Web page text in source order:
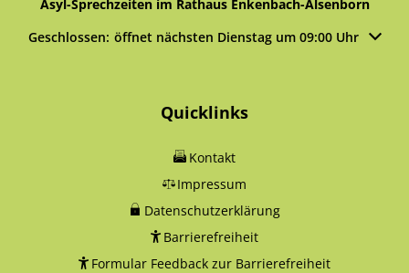
Asyl-Sprechzeiten im Rathaus Enkenbach-Alsenborn
Klicken, um weitere Öffnungs- oder Schließzeiten
Geschlossen: öffnet nächsten Dienstag um 09:00 Uhr
Quicklinks
Kontakt
Impressum
Datenschutzerklärung
Barrierefreiheit
Formular Feedback zur Barrierefreiheit